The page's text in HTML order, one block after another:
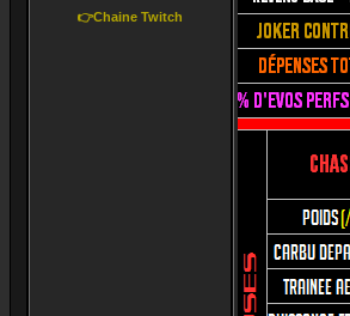
👉Chaine Twitch